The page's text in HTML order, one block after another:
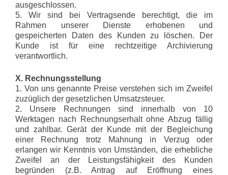
ausgeschlossen.
5. Wir sind bei Vertragsende berechtigt, die im
Rahmen unserer Dienste erhobenen und
gespeicherten Daten des Kunden zu löschen. Der
Kunde ist für eine rechtzeitige Archivierung
verantwortlich.
X. Rechnungsstellung
1. Von uns genannte Preise verstehen sich im Zweifel
zuzüglich der gesetzlichen Umsatzsteuer.
2. Unsere Rechnungen sind innerhalb von 10
Werktagen nach Rechnungserhalt ohne Abzug fällig
und zahlbar. Gerät der Kunde mit der Begleichung
einer Rechnung trotz Mahnung in Verzug oder
erlangen wir Kenntnis von Umständen, die erhebliche
Zweifel an der Leistungsfähigkeit des Kunden
begründen (z.B. Antrag auf Eröffnung eines